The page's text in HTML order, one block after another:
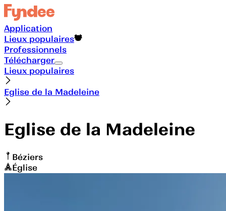
Application
Lieux populaires
Professionnels
Télécharger
Lieux populaires
Eglise de la Madeleine
Eglise de la Madeleine
Béziers
Église